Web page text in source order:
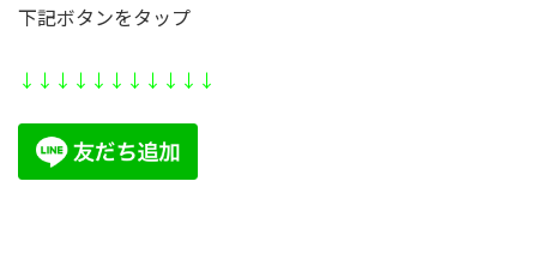
下記ボタンをタップ
↓↓↓↓↓↓↓↓ ↓↓ ↓